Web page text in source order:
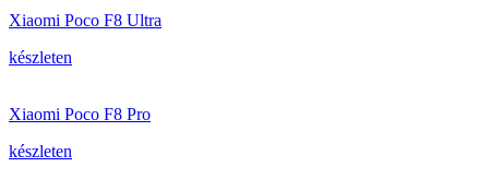
Xiaomi Poco F8 Ultra
készleten
Xiaomi Poco F8 Pro
készleten